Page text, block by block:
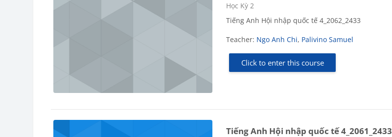
Course category
Học Kỳ 2
Tiếng Anh Hội nhập quốc tế 4_2062_2433
Teacher: Ngo Anh Chi, Palivino Samuel
Click to enter this course
Tiếng Anh Hội nhập quốc tế 4_2061_2433